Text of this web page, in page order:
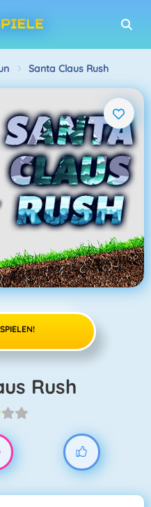
Santa Claus Rush
Rush